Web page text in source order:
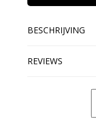
BESCHRIJVING
REVIEWS